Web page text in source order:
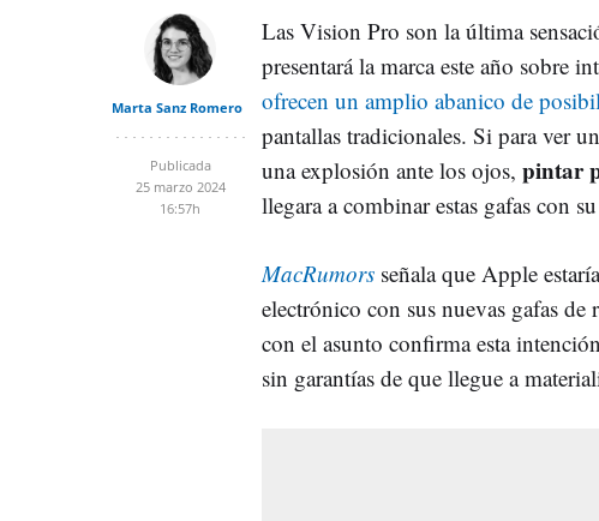
Marta Sanz Romero
Publicada
25 marzo 2024
16:57h
Las Vision Pro son la última
presentará la marca este año sobre
ofrecen un amplio abanico de
pantallas tradicionales. Si para ver
una explosión ante los ojos, pintar
llegara a combinar estas gafas con
MacRumors señala que Apple
electrónico con sus nuevas gafas
con el asunto confirma esta
sin garantías de que llegue a